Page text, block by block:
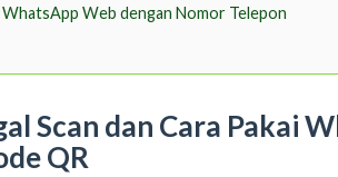
Web dengan Nomor Telepon
Scan dan Cara Pakai
QR